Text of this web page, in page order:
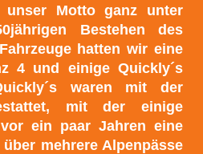
unser Motto ganz unter
Bestehen des
hatten wir eine
4 und einige Quickly´s
waren mit der
mit der einige
ein paar Jahren eine
mehrere Alpenpässe